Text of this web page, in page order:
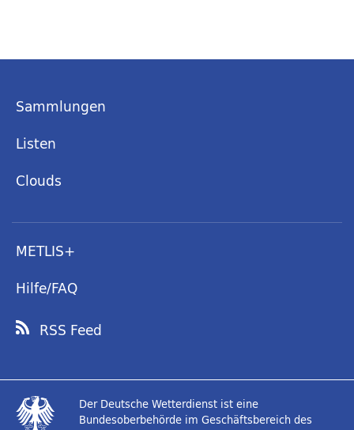
Sammlungen
Listen
Clouds
METLIS+
Hilfe/FAQ
RSS Feed
Der Deutsche Wetterdienst ist eine
Bundesoberbehörde im Geschäftsbereich des